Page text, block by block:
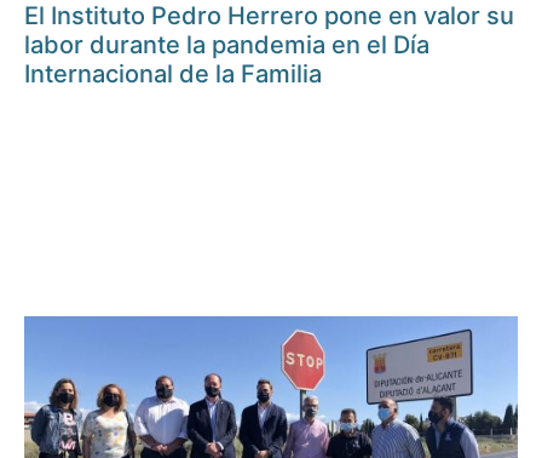
El Instituto Pedro Herrero pone en valor su
labor durante la pandemia en el Día
Internacional de la Familia